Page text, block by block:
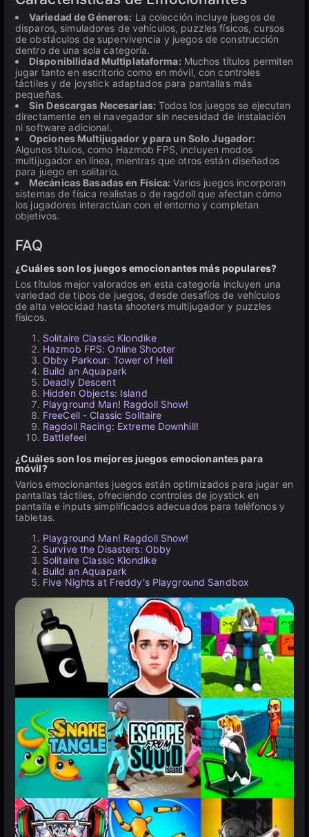
Variedad de Géneros: La colección incluye juegos de
disparos, simuladores de vehículos, puzzles físicos, cursos
de obstáculos de supervivencia y juegos de construcción
dentro de una sola categoría.
Disponibilidad Multiplataforma: Muchos títulos permiten
jugar tanto en escritorio como en móvil, con controles
táctiles y de joystick adaptados para pantallas más
pequeñas.
Sin Descargas Necesarias: Todos los juegos se ejecutan
directamente en el navegador sin necesidad de instalación
ni software adicional.
Opciones Multijugador y para un Solo Jugador:
Algunos títulos, como Hazmob FPS, incluyen modos
multijugador en línea, mientras que otros están diseñados
para juego en solitario.
Mecánicas Basadas en Física: Varios juegos incorporan
sistemas de física realistas o de ragdoll que afectan cómo
los jugadores interactúan con el entorno y completan
objetivos.
FAQ
¿Cuáles son los juegos emocionantes más populares?
Los títulos mejor valorados en esta categoría incluyen una
variedad de tipos de juegos, desde desafíos de vehículos
de alta velocidad hasta shooters multijugador y puzzles
físicos.
Solitaire Classic Klondike
Hazmob FPS: Online Shooter
Obby Parkour: Tower of Hell
Build an Aquapark
Deadly Descent
Hidden Objects: Island
Playground Man! Ragdoll Show!
FreeCell - Classic Solitaire
Ragdoll Racing: Extreme Downhill!
Battlefeel
¿Cuáles son los mejores juegos emocionantes para
móvil?
Varios emocionantes juegos están optimizados para jugar en
pantallas táctiles, ofreciendo controles de joystick en
pantalla e inputs simplificados adecuados para teléfonos y
tabletas.
Playground Man! Ragdoll Show!
Survive the Disasters: Obby
Solitaire Classic Klondike
Build an Aquapark
Five Nights at Freddy's Playground Sandbox